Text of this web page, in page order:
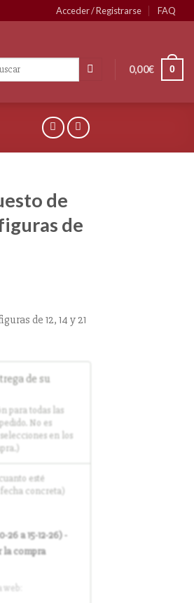
Acceder / Registrarse FAQ
0,00€ 0
de
de
de 12, 14 y 21
de su
para todas las
No es
en los
esté
concreta)
26 a 15-12-26) -
la compra
esté